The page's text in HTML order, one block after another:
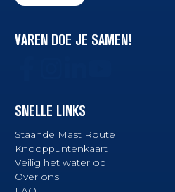
VAREN DOE JE SAMEN!
SNELLE LINKS
Staande Mast Route
Knooppuntenkaart
Veilig het water op
Over ons